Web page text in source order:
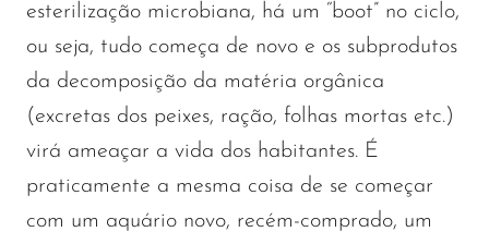
esterilização microbiana, há um “boot” no ciclo,
ou seja, tudo começa de novo e os subprodutos
da decomposição da matéria orgânica
(excretas dos peixes, ração, folhas mortas etc.)
virá ameaçar a vida dos habitantes. É
praticamente a mesma coisa de se começar
com um aquário novo, recém-comprado, um